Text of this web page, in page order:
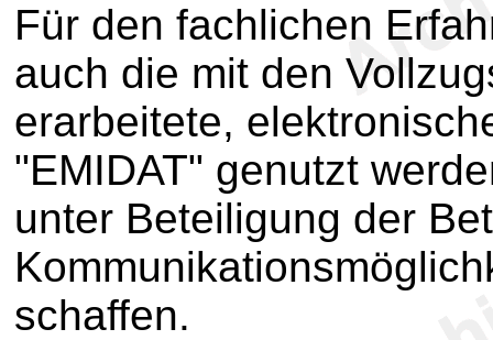
Für den fachlichen
auch die mit den
erarbeitete,
"EMIDAT" genutzt
unter Beteiligung der
schaffen.